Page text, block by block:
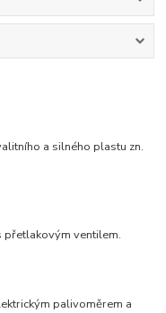
a silného plastu zn.
přetlakovým ventilem.
palivoměrem a